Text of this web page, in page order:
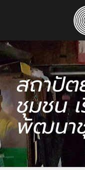
สถาปั
ชุมชน
พัฒนา